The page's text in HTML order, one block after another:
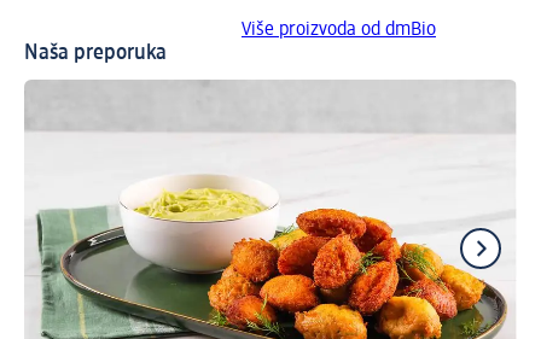
Više proizvoda od dmBio
Naša preporuka